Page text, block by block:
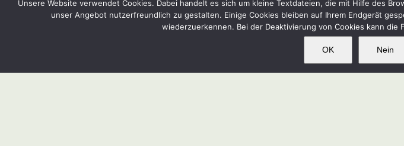
Damit werden die
größer und zu dichte
nicht so
This website uses cookies and
Unsere Website verwendet Cookies. Dabei handelt es sich um kleine Textdateien, die mit Hilfe des
unser Angebot nutzerfreundlich zu gestalten. Einige Cookies bleiben auf Ihrem Endgerät
wiederzuerkennen. Bei der Deaktivierung von Cookies kann
OK Nein